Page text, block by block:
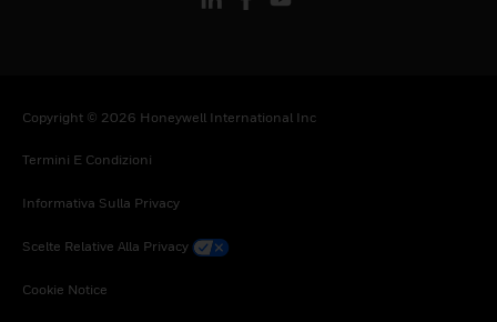
Copyright © 2026 Honeywell International Inc
Termini E Condizioni
Informativa Sulla Privacy
Scelte Relative Alla Privacy
Cookie Notice